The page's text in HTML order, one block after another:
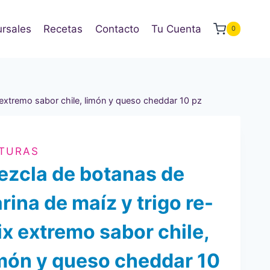
Recetas Contacto Tu Cuenta 0
sabor chile, limón y queso cheddar 10 pz
de botanas de
de maíz y trigo re-
extremo sabor chile,
y queso cheddar 10